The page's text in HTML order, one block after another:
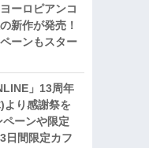
ーロピアンコ
新作が発売！
ーンもスター
」13周年
より感謝祭を
ーンや限定
日間限定カフ